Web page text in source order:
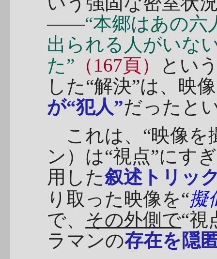
――“本郷はあの六
出られる人がいな
た” （167頁）
とい
した“解決”は、映
が“犯人”だったと
これは、“映像を
ン）は“視点”にす
用した叙述トリッ
り取った映像を“擬
で、 その外側で“視
ラマンの存在を隠